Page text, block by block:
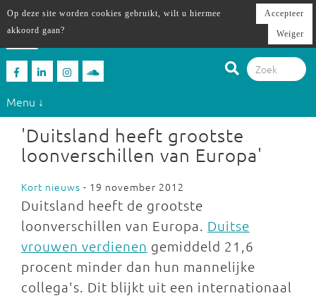
Menu ↓
'Duitsland heeft grootste
loonverschillen van Europa'
Kort nieuws - 19 november 2012
Duitsland heeft de grootste
loonverschillen van Europa. Duitse
vrouwen verdienen gemiddeld 21,6
procent minder dan hun mannelijke
collega's. Dit blijkt uit een internationaal
Op deze site worden cookies gebruikt, wilt u hiermee
akkoord gaan?
Accepteer
Weiger